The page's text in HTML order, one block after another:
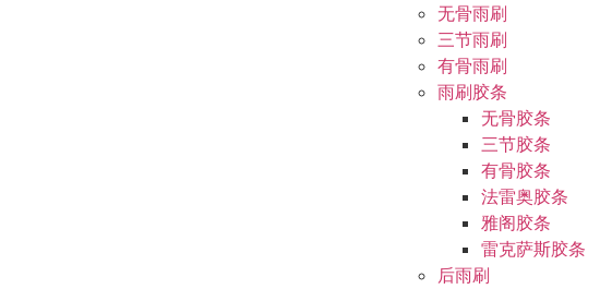
无骨雨刷
三节雨刷
有骨雨刷
雨刷胶条
无骨胶条
三节胶条
有骨胶条
法雷奥胶条
雅阁胶条
雷克萨斯胶条
后雨刷